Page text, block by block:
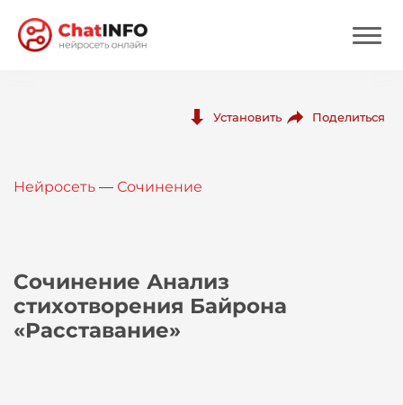
Вход
Установить Поделиться
Нейросеть — Сочинение
Сочинение Анализ
стихотворения Байрона
«Расставание»